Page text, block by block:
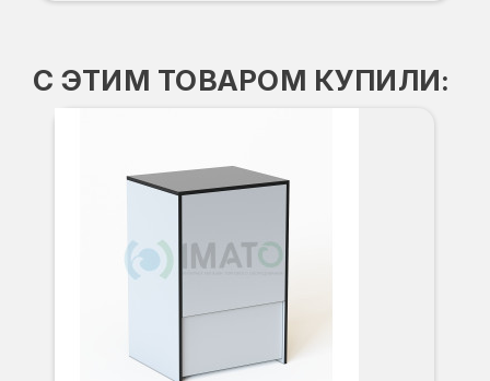
С ЭТИМ ТОВАРОМ КУПИЛИ: